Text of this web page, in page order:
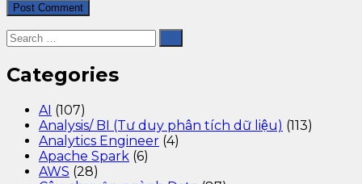
Categories
AI (107)
Analysis/ BI (Tư duy phân tích dữ liệu) (113)
Analytics Engineer (4)
Apache Spark (6)
AWS (28)